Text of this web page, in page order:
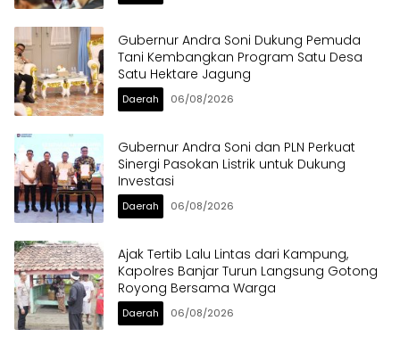
Gubernur Andra Soni Dukung Pemuda
Tani Kembangkan Program Satu Desa
Satu Hektare Jagung
Daerah 06/08/2026
Gubernur Andra Soni dan PLN Perkuat
Sinergi Pasokan Listrik untuk Dukung
Investasi
Daerah 06/08/2026
Ajak Tertib Lalu Lintas dari Kampung,
Kapolres Banjar Turun Langsung Gotong
Royong Bersama Warga
Daerah 06/08/2026